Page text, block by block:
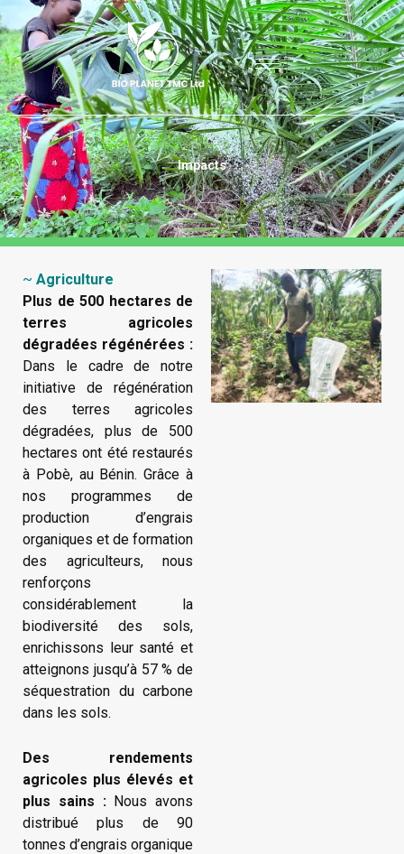
Aller
au
contenu
Impacts
~ Agriculture
Plus de 500 hectares de
terres agricoles
dégradées régénérées :
Dans le cadre de notre
initiative de régénération
des terres agricoles
dégradées, plus de 500
hectares ont été restaurés
à Pobè, au Bénin. Grâce à
nos programmes de
production d’engrais
organiques et de formation
des agriculteurs, nous
renforçons
considérablement la
biodiversité des sols,
enrichissons leur santé et
atteignons jusqu’à 57 % de
séquestration du carbone
dans les sols.
Des rendements
agricoles plus élevés et
plus sains : Nous avons
distribué plus de 90
tonnes d’engrais organique